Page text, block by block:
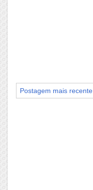
Postagem mais recente